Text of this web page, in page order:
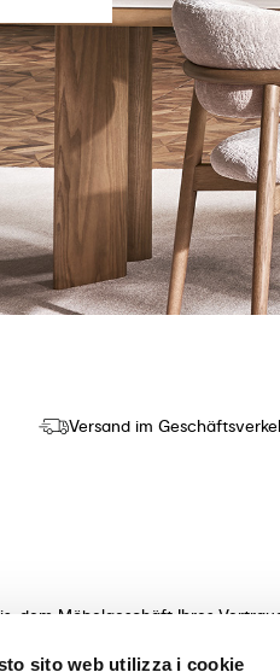
sito web utilizza i cookie
Versand im
dem Möbelgeschäft Ihres
Produkten mit